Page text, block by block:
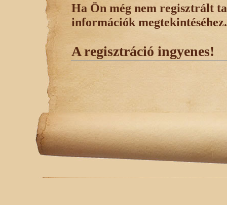
Ha Ön még nem regisztrált
információk megtekintéséhez.
A regisztráció ingyenes!